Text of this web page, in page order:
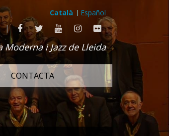
Català
Español
|
Moderna i Jazz de Lleida
CONTACTA